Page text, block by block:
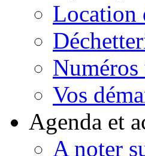
Location
Vos
Agenda et
A noter